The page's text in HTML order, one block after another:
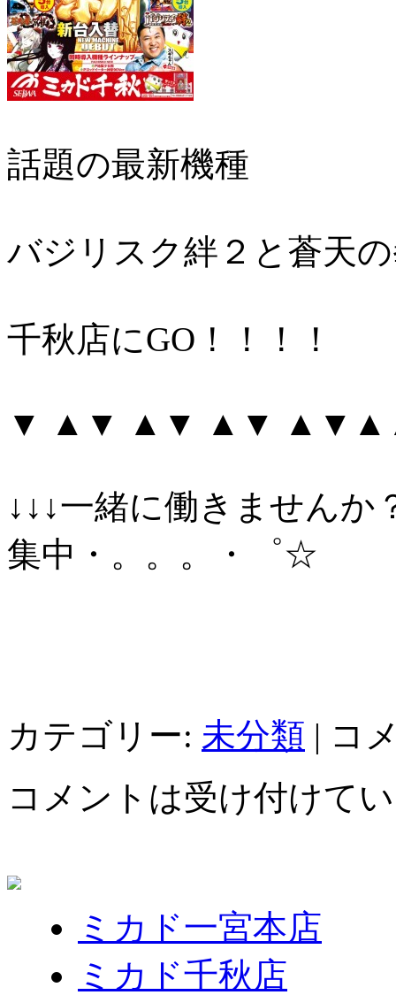
話題の最新機種
バジリスク絆２と蒼天
千秋店にGO！！！！
▼ ▲▼ ▲▼ ▲▼
↓↓↓一緒に働きません
集中・。。。・゜☆
カテゴリー: 未分類 | コ
コメントは受け付けて
ミカド一宮本店
ミカド千秋店